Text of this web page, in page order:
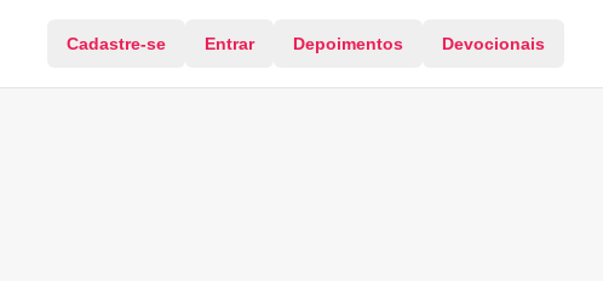
Cadastre-se Entrar Depoimentos Devocionais